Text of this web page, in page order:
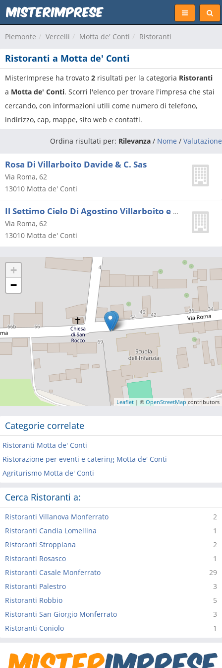
Piemonte Vercelli Motta de' Conti Ristoranti
Ristoranti a Motta de' Conti
MisterImprese ha trovato 2 risultati per la categoria Ristoranti
a Motta de' Conti. Scorri l'elenco per trovare l'impresa che stai
cercando, con informazioni utili come numero di telefono,
indirizzo, cap, mappe, sito web e contatti.
Ordina risultati per: Rilevanza / Nome / Valutazione
Rosa Di Villarboito Davide & C. Sas
Via Roma, 62
13010 Motta de' Conti
Il Settimo Cielo Di Agostino Villarboito e C. S.a.s.
Via Roma, 62
13010 Motta de' Conti
+
−
Leaflet | © OpenStreetMap contributors
Categorie correlate
Ristoranti Motta de' Conti
Ristorazione per eventi e catering Motta de' Conti
Agriturismo Motta de' Conti
Cerca Ristoranti a:
2
Ristoranti Villanova Monferrato
1
Ristoranti Candia Lomellina
2
Ristoranti Stroppiana
1
Ristoranti Rosasco
29
Ristoranti Casale Monferrato
3
Ristoranti Palestro
5
Ristoranti Robbio
3
Ristoranti San Giorgio Monferrato
1
Ristoranti Coniolo